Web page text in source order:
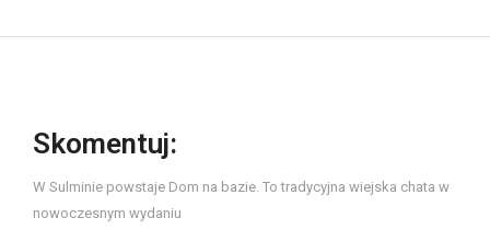
Skomentuj:
W Sulminie powstaje Dom na bazie. To tradycyjna wiejska chata w
nowoczesnym wydaniu